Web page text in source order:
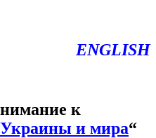
ENGLISH
к
и мира“